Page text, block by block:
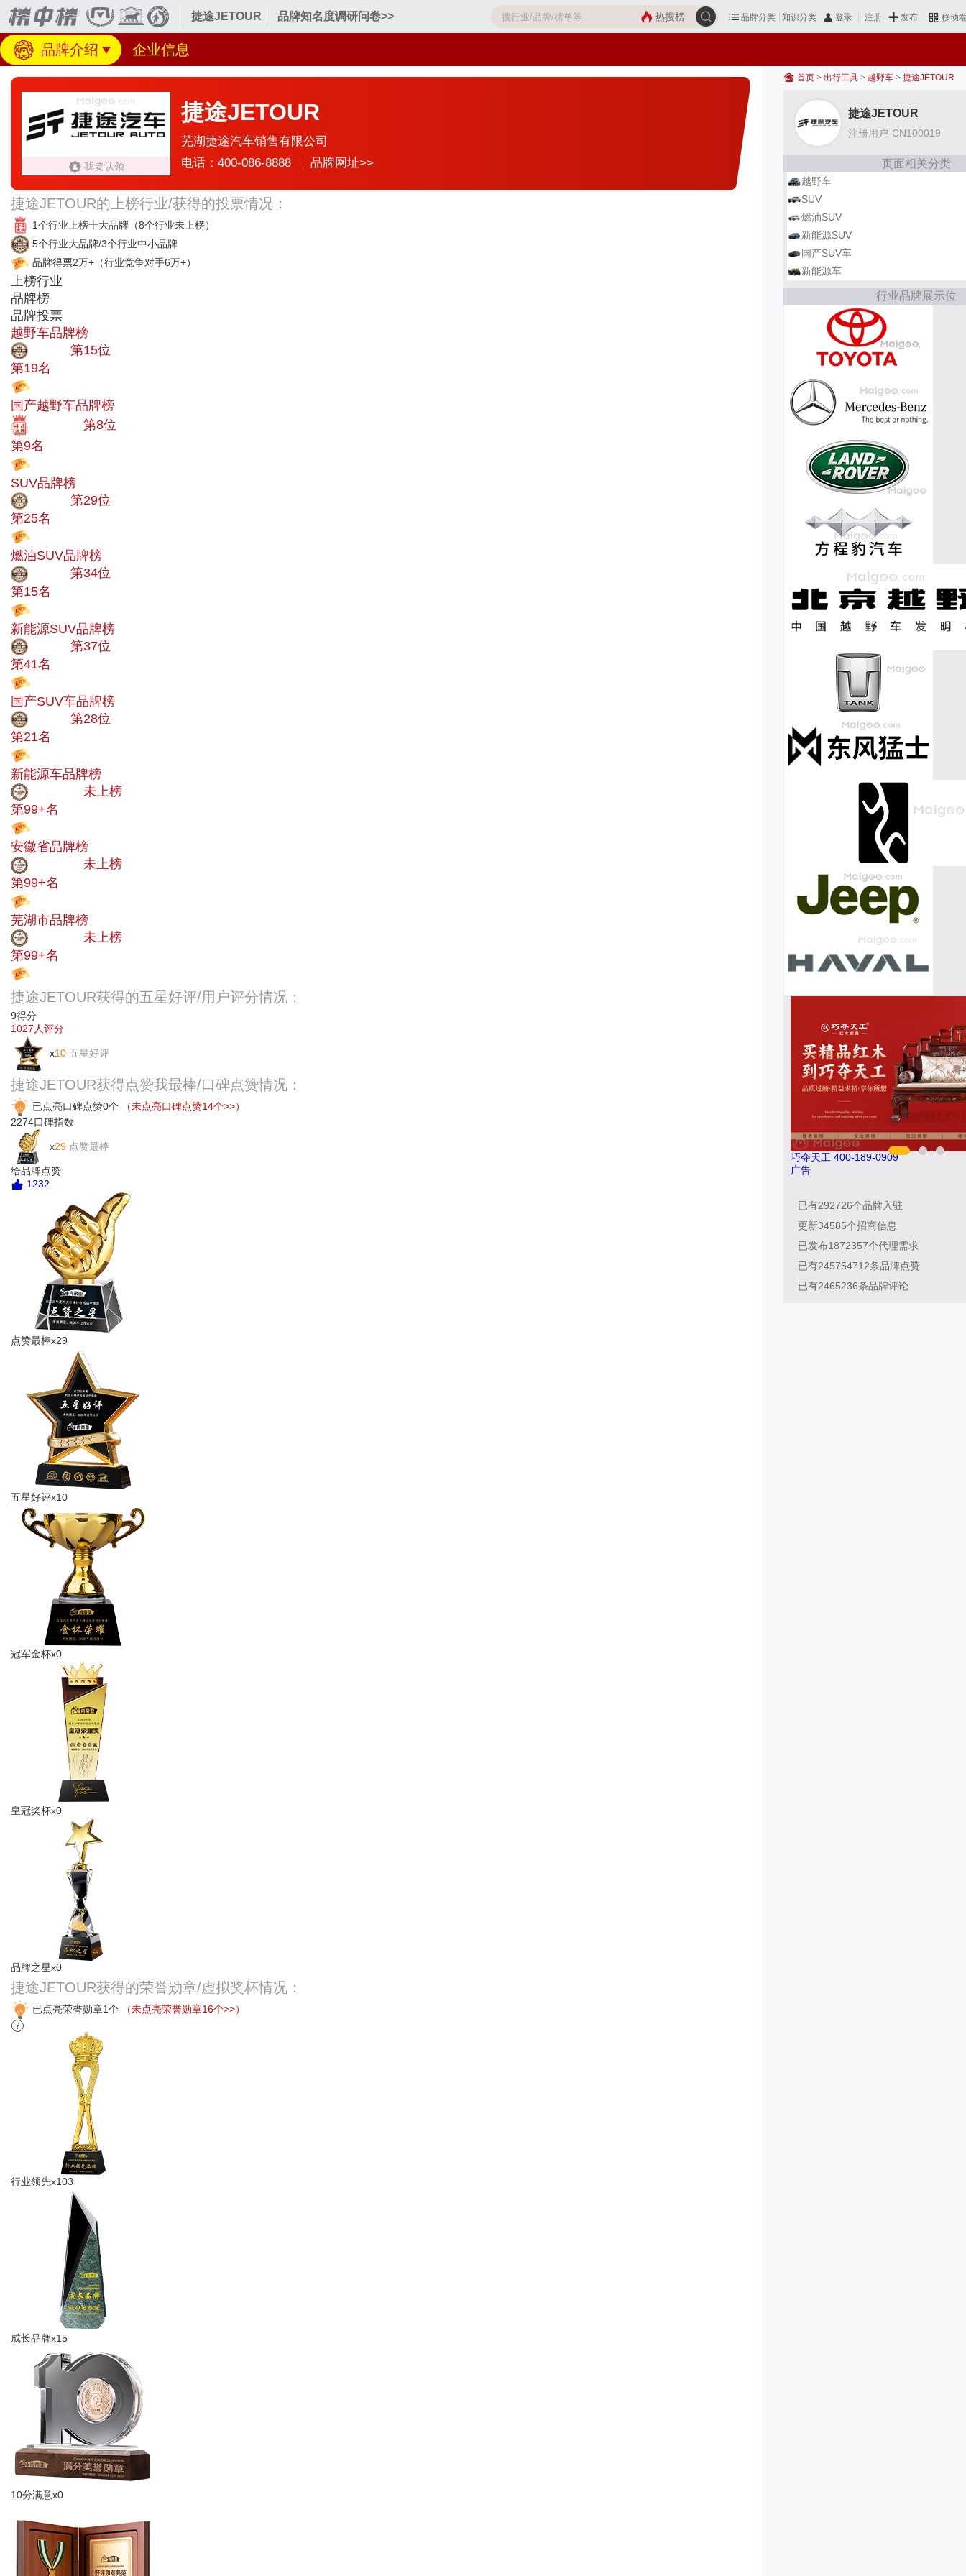
捷途JETOUR 品牌知名度调研问卷>> 品牌分类 知识分类 登录 注册 发布 移动
热搜榜
品牌介绍 企业信息
我要认领
捷途JETOUR
芜湖捷途汽车销售有限公司
电话：400-086-8888
品牌网址>>
捷途JETOUR的上榜行业/获得的投票情况：
1个行业上榜十大品牌 （8个行业未上榜）
5个行业大品牌/3个行业中小品牌
品牌得票2万+ （行业竞争对手6万+）
上榜行业
品牌榜
品牌投票
越野车品牌榜
第15位
第19名
国产越野车品牌榜
第8位
第9名
SUV品牌榜
第29位
第25名
燃油SUV品牌榜
第34位
第15名
新能源SUV品牌榜
第37位
第41名
国产SUV车品牌榜
第28位
第21名
新能源车品牌榜
未上榜
第99+名
安徽省品牌榜
未上榜
第99+名
芜湖市品牌榜
未上榜
第99+名
捷途JETOUR获得的五星好评/用户评分情况：
9得分
1027 人评分
x10 五星好评
捷途JETOUR获得点赞我最棒/口碑点赞情况：
已点亮口碑点赞0个
（未点亮口碑点赞14个>>）
2274口碑指数
x29 点赞最棒
给品牌点赞
1232
点赞最棒x29
五星好评x10
冠军金杯x0
皇冠奖杯x0
品牌之星x0
捷途JETOUR获得的荣誉勋章/虚拟奖杯情况：
已点亮荣誉勋章1个 （未点亮荣誉勋章16个>>）
行业领先x103
成长品牌x15
10分满意x0
首页 > 出行工具 > 越野车 > 捷途JETOUR
捷途JETOUR
注册用户-CN100019
页面相关分类
越野车
SUV
燃油SUV
新能源SUV
国产SUV车
新能源车
行业品牌展示位
巧夺天工 400-189-0909
广告
已有292726个品牌入驻
更新34585个招商信息
已发布1872357个代理需求
已有245754712条品牌点赞
已有2465236条品牌评论